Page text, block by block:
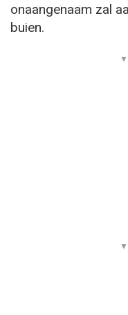
onaangenaam zal
buien.
▼
▼